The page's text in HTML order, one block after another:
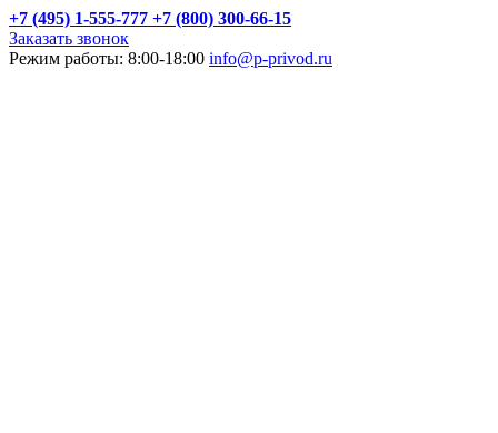
+7 (495) 1-555-777 +7 (800) 300-66-15
Заказать звонок
Режим работы: 8:00-18:00 info@p-privod.ru